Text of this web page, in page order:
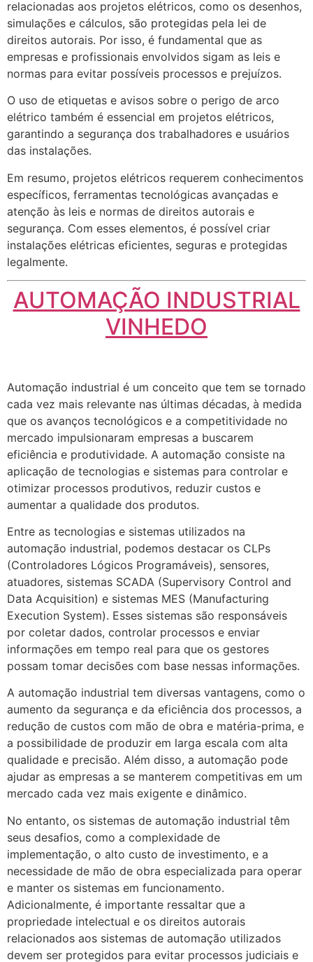
relacionadas aos projetos elétricos, como os desenhos,
simulações e cálculos, são protegidas pela lei de
direitos autorais. Por isso, é fundamental que as
empresas e profissionais envolvidos sigam as leis e
normas para evitar possíveis processos e prejuízos.
O uso de etiquetas e avisos sobre o perigo de arco
elétrico também é essencial em projetos elétricos,
garantindo a segurança dos trabalhadores e usuários
das instalações.
Em resumo, projetos elétricos requerem conhecimentos
específicos, ferramentas tecnológicas avançadas e
atenção às leis e normas de direitos autorais e
segurança. Com esses elementos, é possível criar
instalações elétricas eficientes, seguras e protegidas
legalmente.
AUTOMAÇÃO INDUSTRIAL
VINHEDO
Automação industrial é um conceito que tem se tornado
cada vez mais relevante nas últimas décadas, à medida
que os avanços tecnológicos e a competitividade no
mercado impulsionaram empresas a buscarem
eficiência e produtividade. A automação consiste na
aplicação de tecnologias e sistemas para controlar e
otimizar processos produtivos, reduzir custos e
aumentar a qualidade dos produtos.
Entre as tecnologias e sistemas utilizados na
automação industrial, podemos destacar os CLPs
(Controladores Lógicos Programáveis), sensores,
atuadores, sistemas SCADA (Supervisory Control and
Data Acquisition) e sistemas MES (Manufacturing
Execution System). Esses sistemas são responsáveis
por coletar dados, controlar processos e enviar
informações em tempo real para que os gestores
possam tomar decisões com base nessas informações.
A automação industrial tem diversas vantagens, como o
aumento da segurança e da eficiência dos processos, a
redução de custos com mão de obra e matéria-prima, e
a possibilidade de produzir em larga escala com alta
qualidade e precisão. Além disso, a automação pode
ajudar as empresas a se manterem competitivas em um
mercado cada vez mais exigente e dinâmico.
No entanto, os sistemas de automação industrial têm
seus desafios, como a complexidade de
implementação, o alto custo de investimento, e a
necessidade de mão de obra especializada para operar
e manter os sistemas em funcionamento.
Adicionalmente, é importante ressaltar que a
propriedade intelectual e os direitos autorais
relacionados aos sistemas de automação utilizados
devem ser protegidos para evitar processos judiciais e